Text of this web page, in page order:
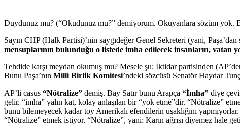
Duydunuz mu? (“Okudunuz mu?” demiyorum. Okuyanlara sözüm
Sayın CHP (Halk Partisi)’nin saygıdeğer Genel Sekreteri (yani,
mensuplarının bulunduğu o listede imha edilecek insanların,
Tehdide karşı meydan okumuş mu? Mesele şu: İktidar partisinden
Bunu Paşa’nın Milli Birlik Komitesi’ndeki sözcüsü Senatör Haydar
AP’li casus “Nötralize” demiş. Bay Satır bunu Arapça “İmha” diye
gelir. “imha” yalın kat, kolay anlaşılan bir “yok etme”dir. “Nötralize”
bunu bilemeyecek kadar toy Amerikalı efendilerin uşaklığını
“Nötralize” etmek istiyor. “Nötralize”, yani: Karın ağrısı diyemez hale